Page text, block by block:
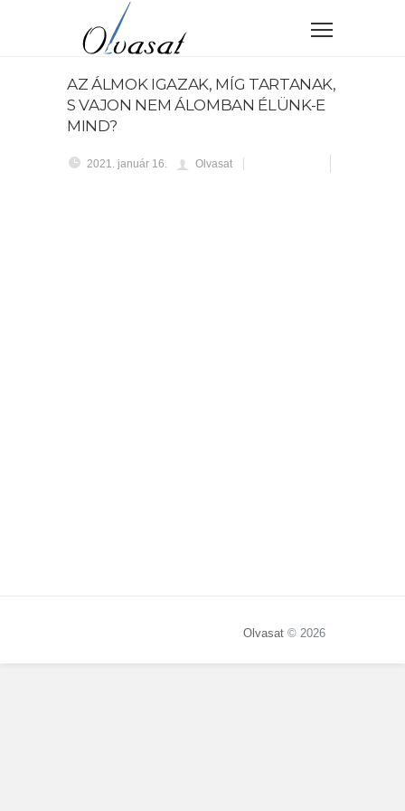
AZ ÁLMOK IGAZAK, MÍG TARTANAK,
S VAJON NEM ÁLOMBAN ÉLÜNK-E
MIND?
2021. január 16. Olvasat
Olvasat © 2026